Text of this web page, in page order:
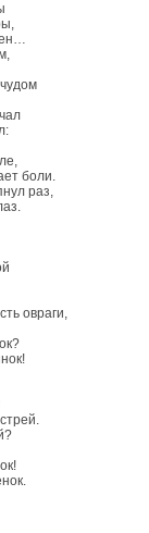
боли.
раз,
овраги,